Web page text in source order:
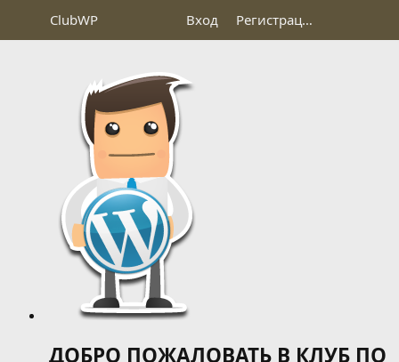
ClubWP Вход Регистрация
ДОБРО ПОЖАЛОВАТЬ В КЛУБ ПО